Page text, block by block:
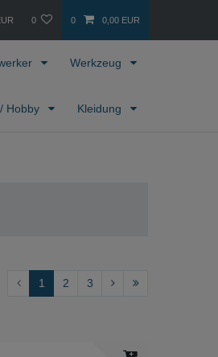
0 0 0,00 EUR
Werkzeug
Hobby Kleidung
1 2 3